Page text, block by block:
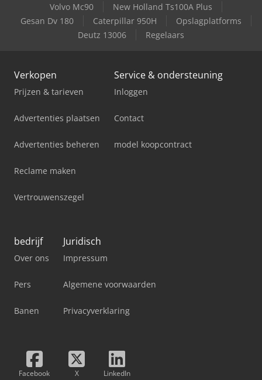
Volvo Mc90
New Holland Ts100A Plus
Gesan Dv 180
Caterpillar 950H
Opslagplatforms
Deutz 13006
Regelaars
Verkopen
Prijzen & tarieven
Advertenties plaatsen
Advertenties beheren
Reclame maken
Vertrouwenszegel
Service & ondersteuning
Inloggen
Contact
model koopcontract
bedrijf
Over ons
Pers
Banen
Juridisch
Impressum
Algemene voorwaarden
Privacyverklaring
Facebook X LinkedIn